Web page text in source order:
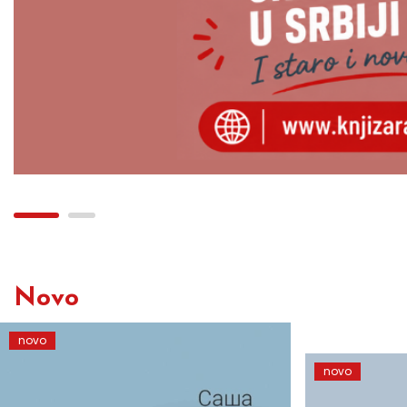
Novo
novo
novo